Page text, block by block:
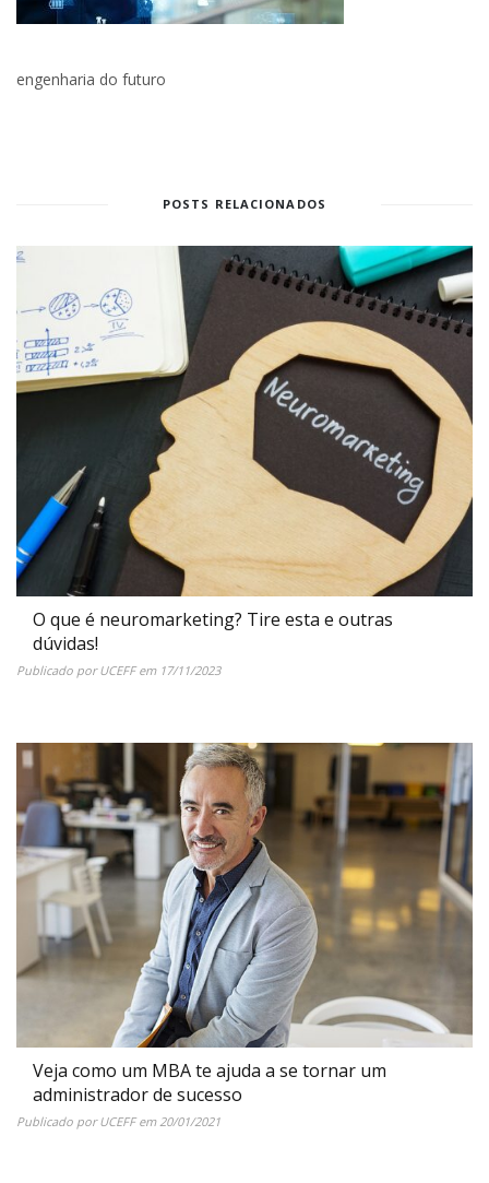
engenharia do futuro
POSTS RELACIONADOS
O que é neuromarketing? Tire esta e outras
dúvidas!
Publicado porUCEFFem 17/11/2023
Veja como um MBA te ajuda a se tornar um
administrador de sucesso
Publicado porUCEFFem 20/01/2021